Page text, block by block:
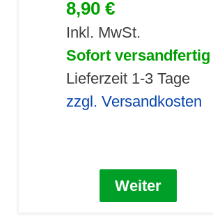
8,90 €
Inkl. MwSt.
Sofort versandfertig
Lieferzeit 1-3 Tage
zzgl. Versandkosten
Weiter